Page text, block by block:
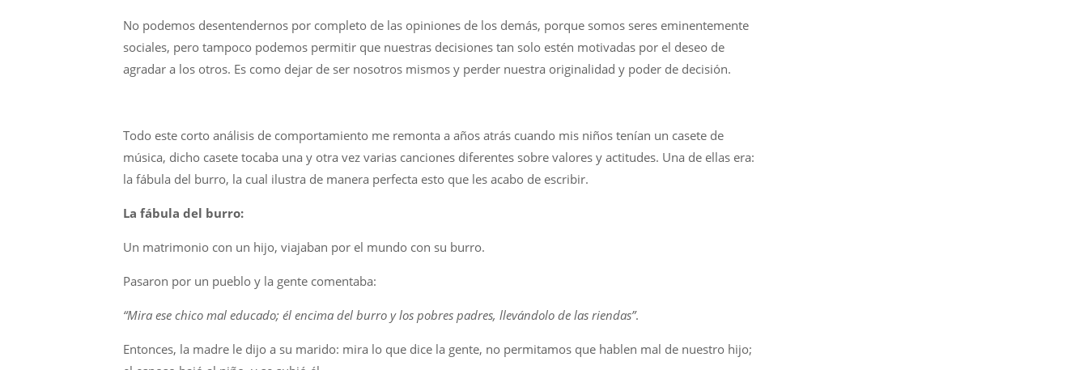
No podemos desentendernos por completo de las opiniones de los demás, porque somos seres eminentemente
sociales, pero tampoco podemos permitir que nuestras decisiones tan solo estén motivadas por el deseo de
agradar a los otros. Es como dejar de ser nosotros mismos y perder nuestra originalidad y poder de decisión.
Todo este corto análisis de comportamiento me remonta a años atrás cuando mis niños tenían un casete de
música, dicho casete tocaba una y otra vez varias canciones diferentes sobre valores y actitudes. Una de ellas era:
la fábula del burro, la cual ilustra de manera perfecta esto que les acabo de escribir.
La fábula del burro:
Un matrimonio con un hijo, viajaban por el mundo con su burro.
Pasaron por un pueblo y la gente comentaba:
“Mira ese chico mal educado; él encima del burro y los pobres padres, llevándolo de las riendas”.
Entonces, la madre le dijo a su marido: mira lo que dice la gente, no permitamos que hablen mal de nuestro hijo;